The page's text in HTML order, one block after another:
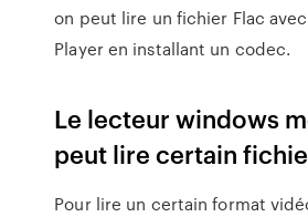
on peut lire un fichier Flac
Player en installant un codec.
Le lecteur windows
peut lire certain
Pour lire un certain format